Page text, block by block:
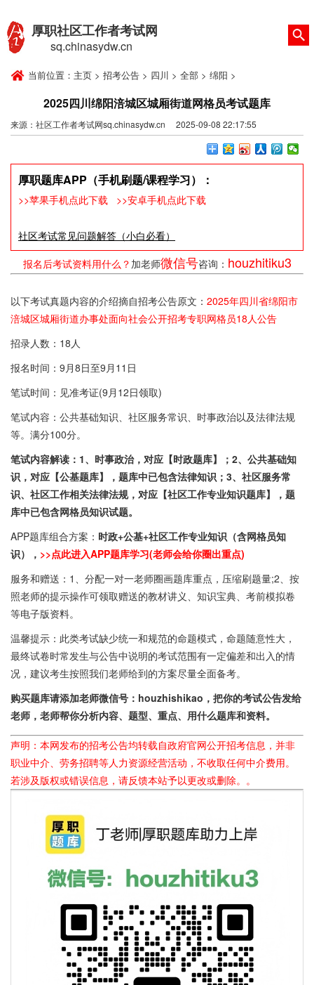
厚职社区工作者考试网
sq.chinasydw.cn
当前位置： 主页 > 招考公告 > 四川 > 全部 > 绵阳 >
2025四川绵阳涪城区城厢街道网格员考试题库
来源：社区工作者考试网sq.chinasydw.cn 2025-09-08 22:17:55
厚职题库APP（手机刷题/课程学习）：
>>苹果手机点此下载 >>安卓手机点此下载
社区考试常见问题解答（小白必看）
报名后考试资料用什么？ 加老师微信号咨询： houzhitiku3
以下考试真题内容的介绍摘自招考公告原文： 2025年四川省绵阳市
涪城区城厢街道办事处面向社会公开招考专职网格员18人公告
招录人数：18人
报名时间：9月8日至9月11日
笔试时间：见准考证(9月12日领取)
笔试内容：公共基础知识、社区服务常识、时事政治以及法律法规
等。满分100分。
笔试内容解读：1、时事政治，对应【时政题库】；2、公共基础知
识，对应【公基题库】，题库中已包含法律知识；3、 社区服务常
识、社区工作相关法律法规，对应【社区工作专业知识题库】，题
库中已包含网格员知识试题。
APP题库组合方案： 时政+公基+社区工作专业知识（含网格员知
识）， >>点此进入APP题库学习(老师会给你圈出重点)
服务和赠送：1、分配一对一老师圈画题库重点，压缩刷题量;2、按
照老师的提示操作可领取赠送的教材讲义、知识宝典、考前模拟卷
等电子版资料。
温馨提示：此类考试缺少统一和规范的命题模式，命题随意性大，
最终试卷时常发生与公告中说明的考试范围有一定偏差和出入的情
况，建议考生按照我们老师给到的方案尽量全面备考。
购买题库请添加老师微信号：houzhishikao，把你的考试公告发给
老师，老师帮你分析内容、题型、重点、用什么题库和资料。
声明：本网发布的招考公告均转载自政府官网公开招考信息，并非
职业中介、劳务招聘等人力资源经营活动，不收取任何中介费用。
若涉及版权或错误信息，请反馈本站予以更改或删除。。